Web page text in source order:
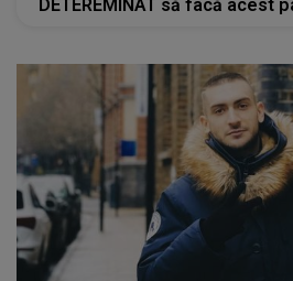
DETEREMINAT să facă acest